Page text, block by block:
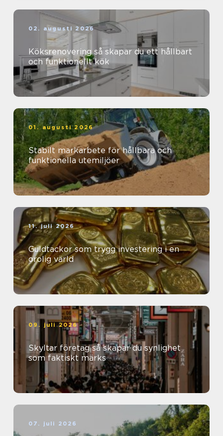
02. augusti 2026
Köksrenovering så skapar du ett hållbart
och funktionellt kök
01. augusti 2026
Stabilt markarbete för hållbara och
funktionella utemiljöer
11. juli 2026
Guldtackor som trygg investering i en
orolig värld
09. juli 2026
Skyltar företag så skapar du synlighet
som faktiskt märks
07. juli 2026